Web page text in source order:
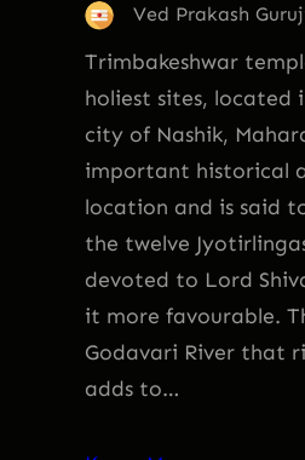
Ved Prakash
Trimbakeshwar
holiest sites, located
city of Nashik,
important historical
location and is said
the twelve
devoted to Lord
it more favourable.
Godavari River that
adds to…